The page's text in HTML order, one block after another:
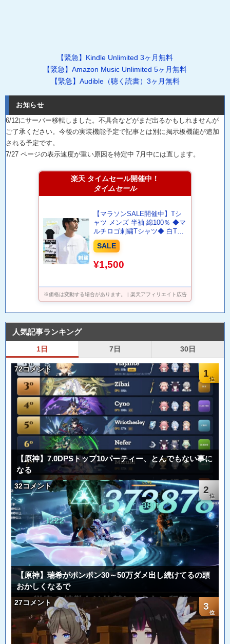
【緊急】Kindle Unlimited 3ヶ月無料
【緊急】Amazon Music Unlimited 5ヶ月無料
【緊急】Audible（聴く読書）3ヶ月無料
お知らせ
6/12にサーバー移転しました。不具合などがまだ出るかもしれませんが
ご了承ください。今後の実装機能予定で記事とは別に掲示板機能が追加
される予定です。
7/27 ページの表示速度が重い原因を特定中 7月中には直します。
楽天 タイムセール開催中！
タイムセール
【マラソンSALE開催中】Tシ
ャツ メンズ 半袖 綿100％ ◆マ
ルチロゴ刺繍Tシャツ◆ 白Tシ
ャツ おしゃれ メンズ Tシャツ
刺繍 柄 ブランド カラー ペア
春夏 服
SALE
¥1,500
※価格は変動する場合があります。 | 楽天アフィリエイト広告
人気記事ランキング
1日 7日 30日
1
72コメント
【原神】7.0DPSトップ10パーティー、とんでもない事に
なる
2
32コメント
【原神】瑞希がポンポン30～50万ダメ出し続けてるの頭
おかしくなるで
3
27コメント